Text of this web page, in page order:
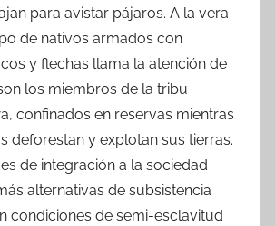
para avistar pájaros. A la vera
de nativos armados con
y flechas llama la atención de
los miembros de la tribu
confinados en reservas mientras
deforestan y explotan sus tierras.
de integración a la sociedad
alternativas de subsistencia
condiciones de semi-esclavitud